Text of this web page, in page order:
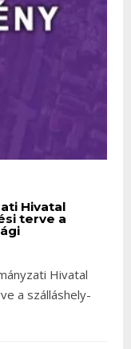
Hivatal
terve a
Hivatal
a szálláshely-